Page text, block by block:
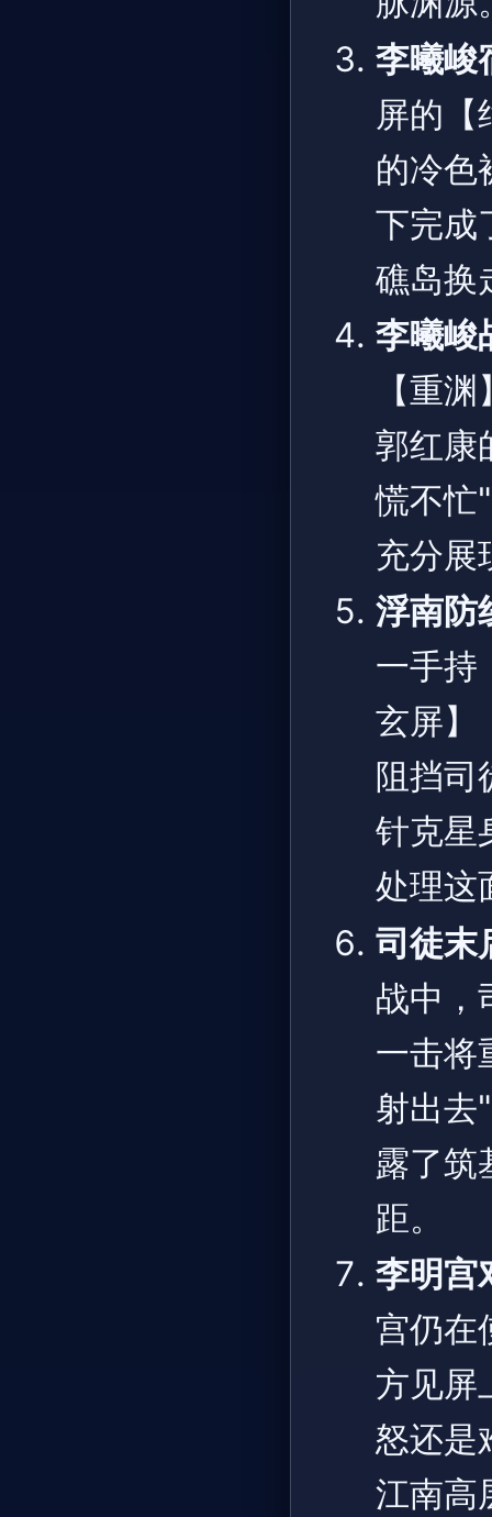
李曦峻
屏的【
的冷色
下完成
礁岛换
李曦峻
【重
郭红康
慌不忙
充分展
浮南
一手持
玄屏】
阻挡司
针克星
处理这
司徒末
战中，
一击将
射出去
露了筑
距。
李明宫
宫仍在
方见屏
怒还
江南高